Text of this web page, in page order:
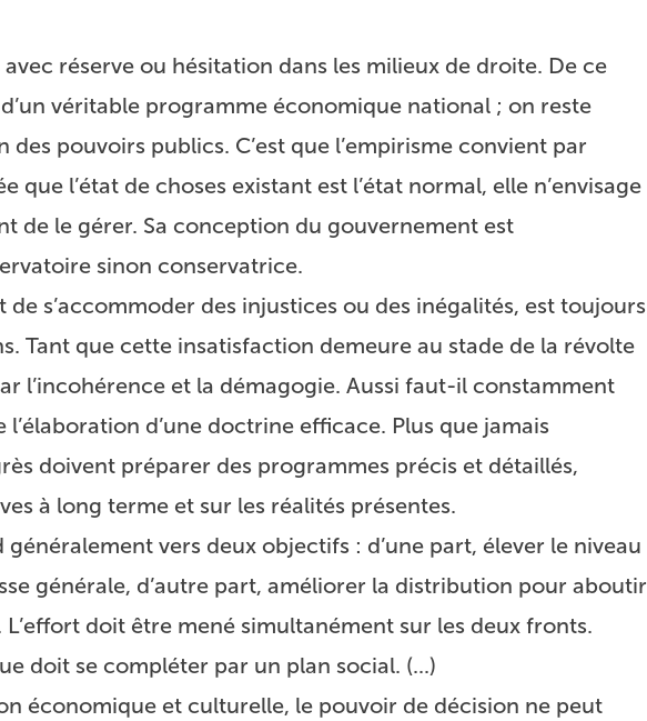
réserve ou hésitation dans les milieux de droite. De ce
véritable programme économique national ; on reste
des pouvoirs publics. C’est que l’empirisme convient par
que l’état de choses existant est l’état normal, elle n’envisage
de le gérer. Sa conception du gouvernement est
sinon conservatrice.
s’accommoder des injustices ou des inégalités, est toujours
Tant que cette insatisfaction demeure au stade de la révolte
l’incohérence et la démagogie. Aussi faut-il constamment
l’élaboration d’une doctrine efficace. Plus que jamais
doivent préparer des programmes précis et détaillés,
à long terme et sur les réalités présentes.
vers deux objectifs : d’une part, élever le niveau
générale, d’autre part, améliorer la distribution pour aboutir
doit être mené simultanément sur les deux fronts.
doit se compléter par un plan social. (...)
économique et culturelle, le pouvoir de décision ne peut